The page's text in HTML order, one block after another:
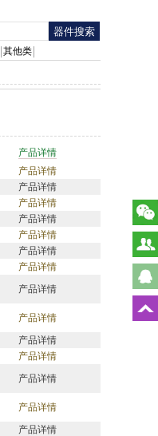
其他类
产品详情
产品详情
产品详情
产品详情
产品详情
产品详情
产品详情
产品详情
产品详情
产品详情
产品详情
产品详情
产品详情
产品详情
产品详情